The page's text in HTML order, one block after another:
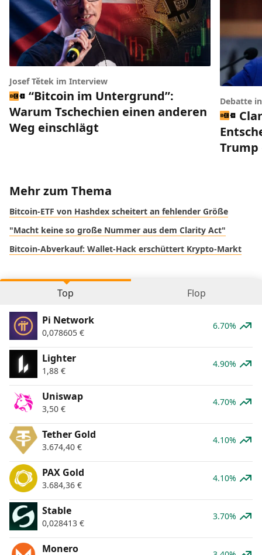
Josef Tětek im Interview
“Bitcoin im Untergrund”:
Warum Tschechien einen anderen
Weg einschlägt
Debatte
Mehr zum Thema
Bitcoin-ETF von Hashdex scheitert an fehlender Größe
"Macht keine so große Nummer aus dem Clarity Act"
Bitcoin-Abverkauf: Wallet-Hack erschüttert Krypto-Markt
Top Flop
Pi Network
0,078605 €
6.70%
Lighter
1,88 €
4.90%
Uniswap
3,50 €
4.70%
Tether Gold
3.674,40 €
4.10%
PAX Gold
3.684,36 €
4.10%
​​Stable
0,028413 €
3.70%
Monero